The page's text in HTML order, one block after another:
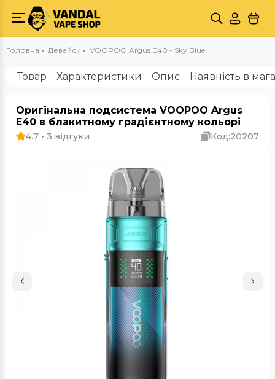
Головна Девайси VOOPOO Argus E40 - Sky Blue
Товар Характеристики Опис Наявність в
Оригінальна подсистема VOOPOO Argus
E40 в блакитному градієнтному кольорі
4.7 • 3 відгуки Код:20207